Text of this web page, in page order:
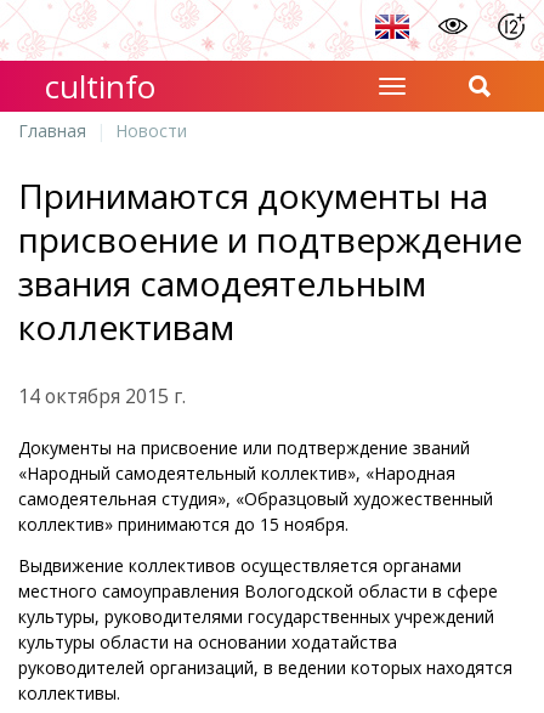
cultinfo
Главная Новости
Принимаются документы на
присвоение и подтверждение
звания самодеятельным
коллективам
14 октября 2015 г.
Документы на присвоение или подтверждение званий
«Народный самодеятельный коллектив», «Народная
самодеятельная студия», «Образцовый художественный
коллектив» принимаются до 15 ноября.
Выдвижение коллективов осуществ­ляется органами
местного самоуправления Вологодской области в сфере
культу­ры, руководителями государственных учреждений
культуры области на основании ходатайства
руководителей организаций, в ведении которых находятся
коллективы.